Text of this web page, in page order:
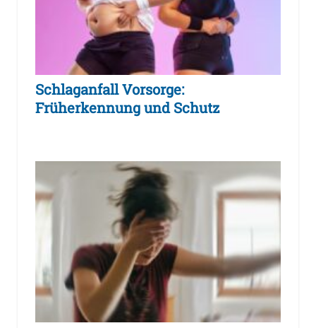
Schlaganfall Vorsorge:
Früherkennung und Schutz